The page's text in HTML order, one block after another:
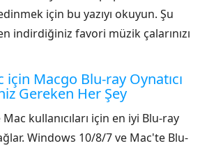
için bu yazıyı okuyun. Şu
indirdiğiniz favori müzik çalarınızı
Macgo Blu-ray Oynatıcı
Gereken Her Şey
kullanıcıları için en iyi Blu-ray
Windows 10/8/7 ve Mac'te Blu-